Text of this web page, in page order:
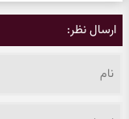
ارسال نظر: